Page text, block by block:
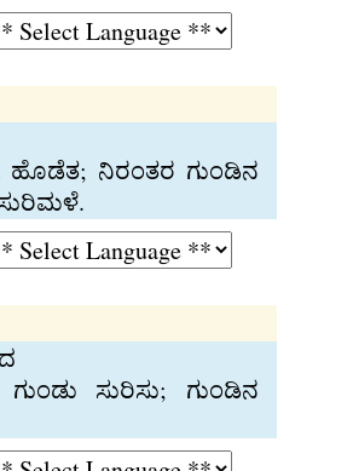
ನಿರಂತರ ಗುಂಡಿನ
ಸುರಿಸು; ಗುಂಡಿನ